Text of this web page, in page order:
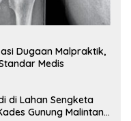
Dugaan Malpraktik,
Medis
di Lahan Sengketa
Gunung Malintang